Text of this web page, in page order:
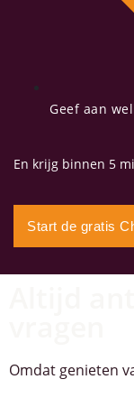
Geef aan
En krijg binnen 5
Start de gratis
Omdat genieten